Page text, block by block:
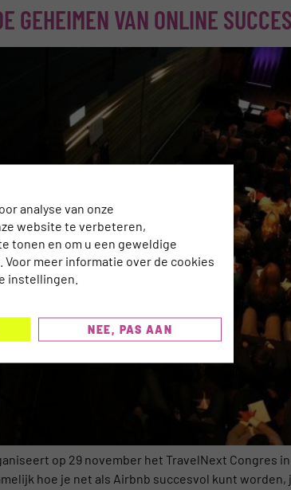
GEHEIMEN VAN ONLINE
op 29 november het TravelNext Congres
hoe je net als Airbnb succesvol kunt
analyse van onze
website te verbeteren,
tonen en om u een geweldige
meer informatie over de cookies
instellingen.
NEE, PAS AAN